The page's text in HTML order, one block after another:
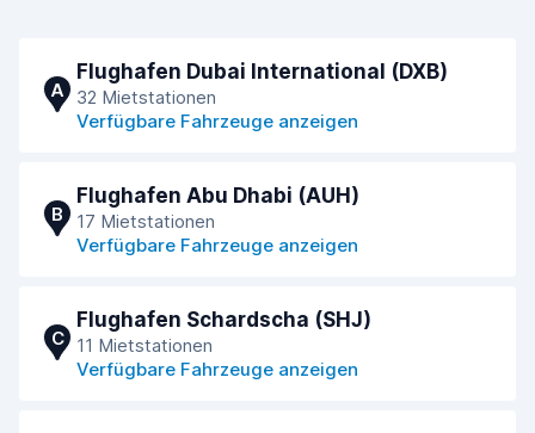
A
Flughafen Dubai International (DXB)
32 Mietstationen
Verfügbare Fahrzeuge anzeigen
B
Flughafen Abu Dhabi (AUH)
17 Mietstationen
Verfügbare Fahrzeuge anzeigen
C
Flughafen Schardscha (SHJ)
11 Mietstationen
Verfügbare Fahrzeuge anzeigen